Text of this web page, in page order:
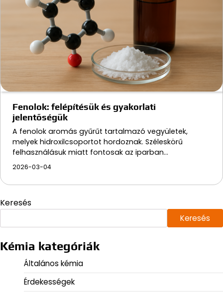
Fenolok: felépítésük és gyakorlati
jelentőségük
A fenolok aromás gyűrűt tartalmazó vegyületek,
melyek hidroxilcsoportot hordoznak. Széleskörű
felhasználásuk miatt fontosak az iparban…
2026-03-04
Keresés
Keresés
Kémia kategóriák
Általános kémia
Érdekességek